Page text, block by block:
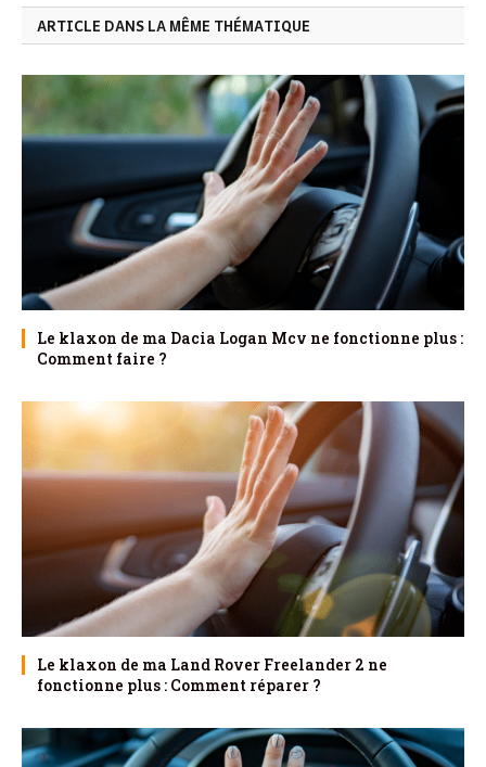
ARTICLE DANS LA MÊME THÉMATIQUE
Le klaxon de ma Dacia Logan Mcv ne fonctionne plus :
Comment faire ?
Le klaxon de ma Land Rover Freelander 2 ne
fonctionne plus : Comment réparer ?